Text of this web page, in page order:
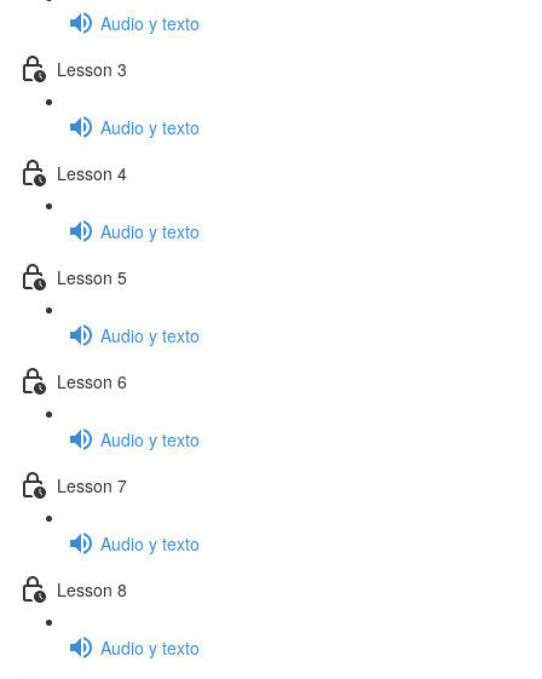
Audio y texto
Lesson 3
Audio y texto
Lesson 4
Audio y texto
Lesson 5
Audio y texto
Lesson 6
Audio y texto
Lesson 7
Audio y texto
Lesson 8
Audio y texto